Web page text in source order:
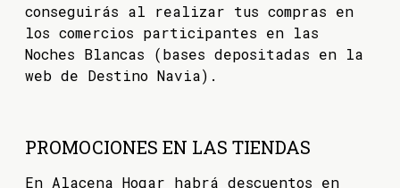
conseguirás al realizar tus compras en
los comercios participantes en las
Noches Blancas (bases depositadas en la
web de Destino Navia).
PROMOCIONES EN LAS TIENDAS
En Alacena Hogar habrá descuentos en